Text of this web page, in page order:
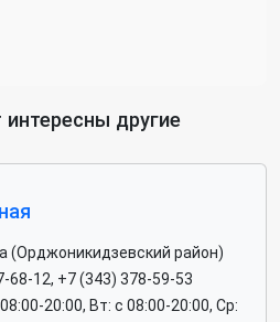
другие
(Орджоникидзевский район)
68-12, +7 (343) 378-59-53
20:00, Вт: c 08:00-20:00, Ср: